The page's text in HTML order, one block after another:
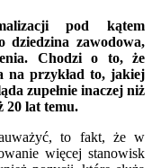
pod kątem
zawodowa,
Chodzi o to, że
na przykład to, jakiej
zupełnie inaczej niż
20 lat temu.
to fakt, że w
więcej stanowisk